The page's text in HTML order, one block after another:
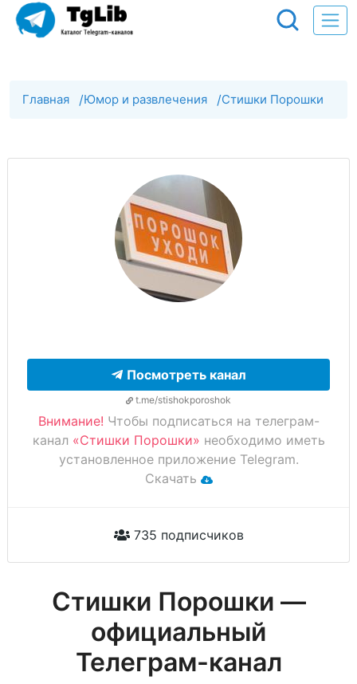
Главная /Юмор и развлечения /Стишки Порошки
Посмотреть канал
t.me/stishokporoshok
Внимание! Чтобы подписаться на телеграм-
канал «Стишки Порошки» необходимо иметь
установленное приложение Telegram.
Скачать
735 подписчиков
Стишки Порошки —
официальный
Телеграм-канал